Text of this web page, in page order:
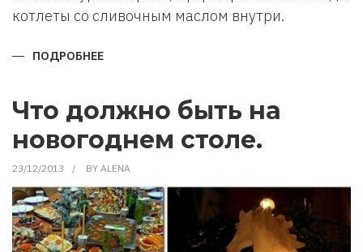
котлеты со сливочным маслом внутри.
ПОДРОБНЕЕ
Что должно быть на
новогоднем столе.
23/12/2013 BY ALENA